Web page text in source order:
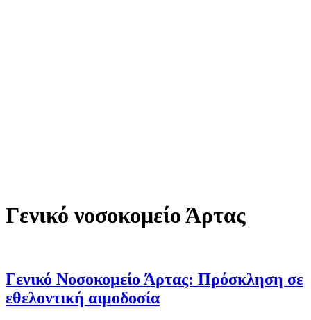
Γενικό νοσοκομείο Άρτας
Γενικό Νοσοκομείο Άρτας: Πρόσκληση σε
εθελοντική αιμοδοσία